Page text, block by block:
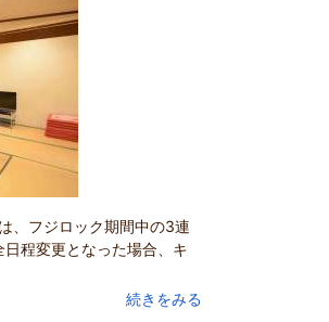
、フジロック期間中の3連
程変更となった場合、キ
続きをみる